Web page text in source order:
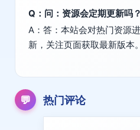
Q：问：资源会定期更新吗？
A：答：本站会对热门资源
新，关注页面获取最新版本。
💬 热门评论